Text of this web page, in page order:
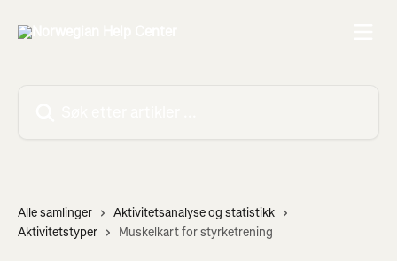
Alle samlinger
Aktivitetsanalyse og statistikk
Aktivitetstyper
Muskelkart for styrketrening